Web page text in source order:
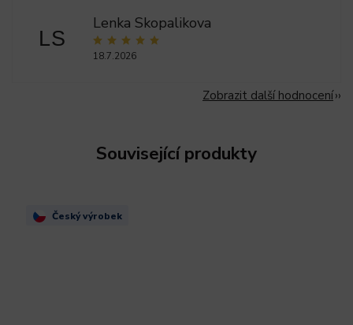
LS
Lenka Skopalikova
18.7.2026
Zobrazit další hodnocení
Související produkty
Český výrobek